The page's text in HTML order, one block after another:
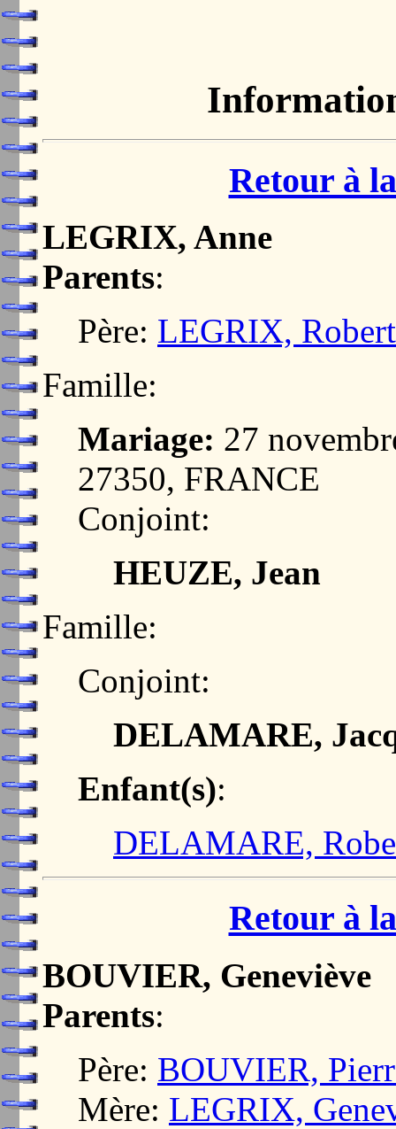
Retour à
LEGRIX, Anne
Parents:
Père: LEGRIX, Robert
Famille:
Mariage: 27
27350, FRANCE
Conjoint:
HEUZE, Jean
Famille:
Conjoint:
DELAMARE,
Enfant(s):
DELAMARE,
Retour à
BOUVIER, Geneviève
Parents:
Père: BOUVIER,
Mère: LEGRIX,